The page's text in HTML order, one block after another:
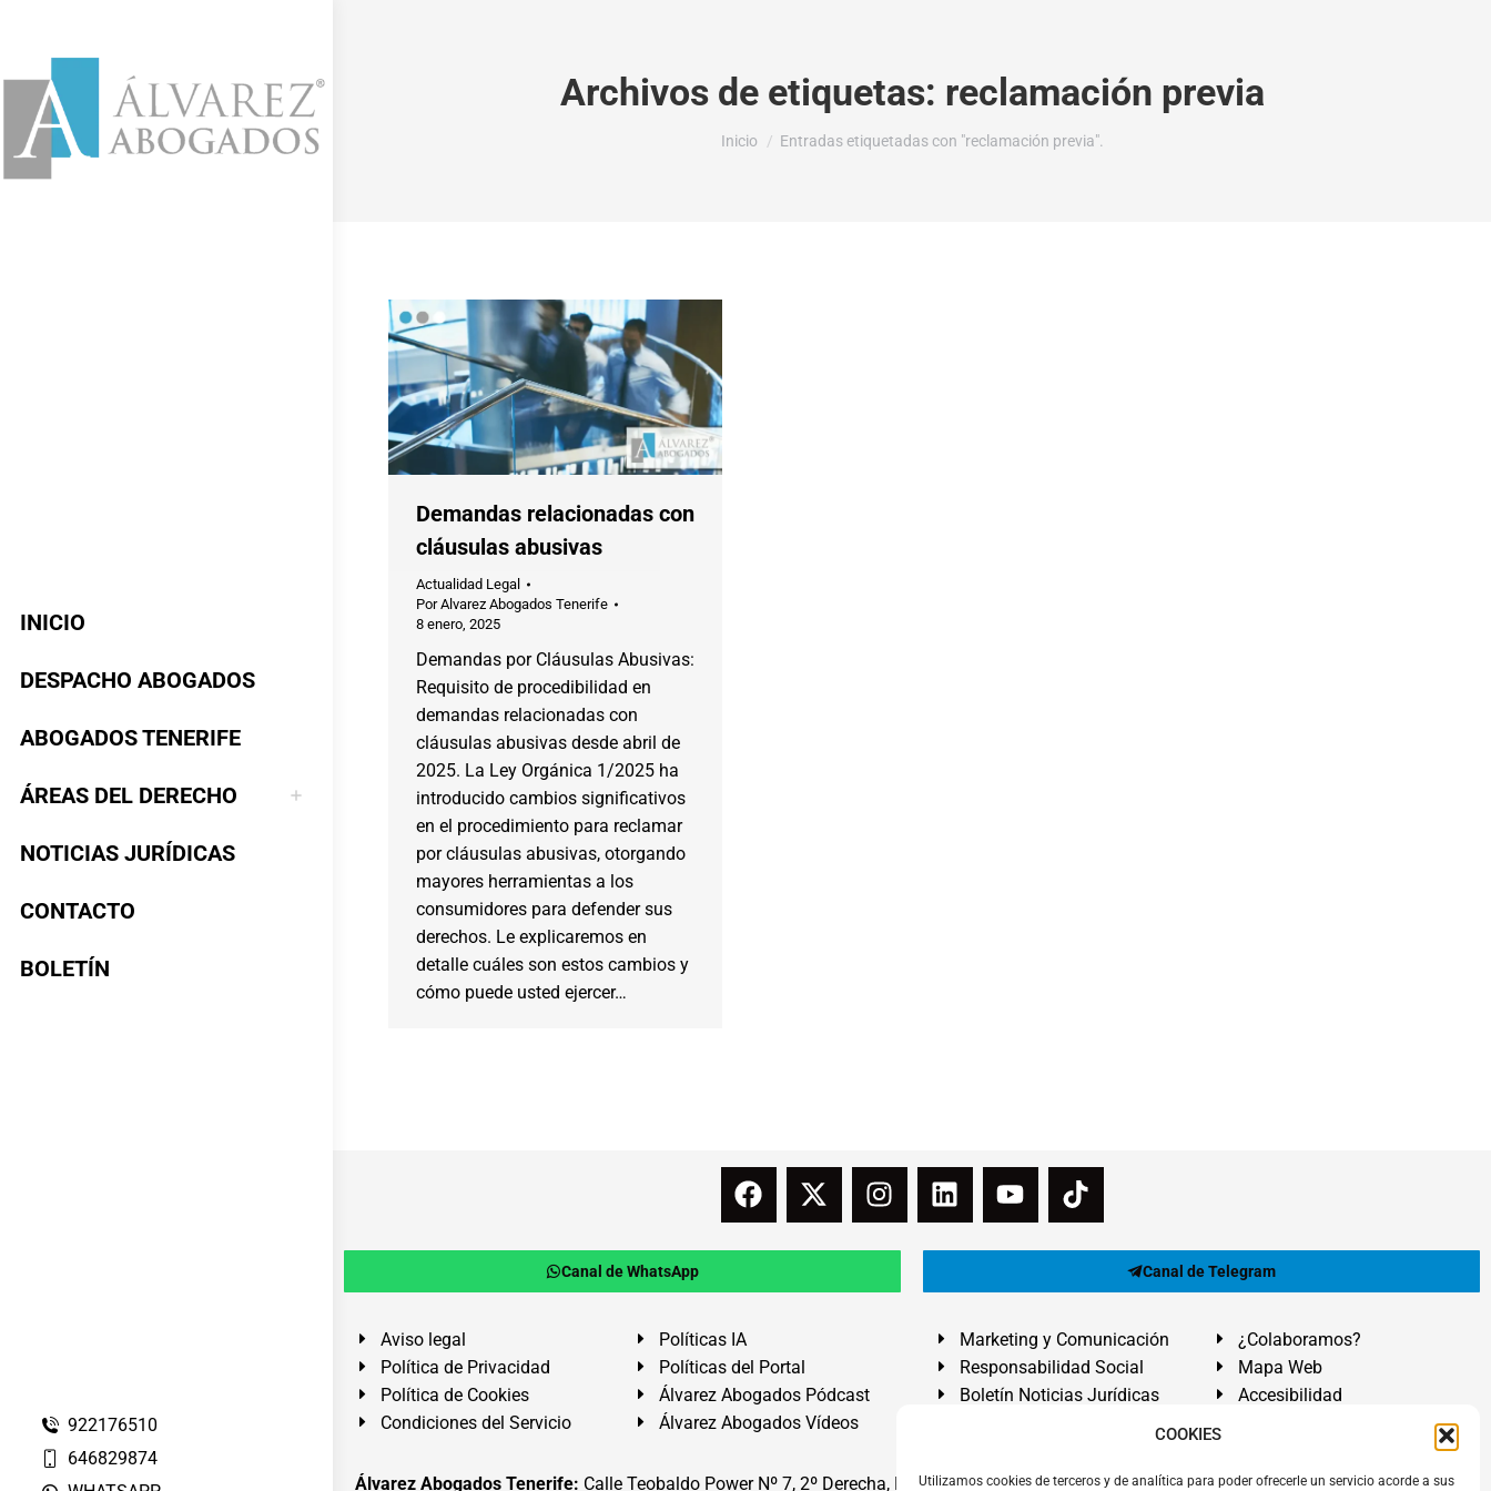
COOKIES
Utilizamos cookies de terceros y de analítica para poder ofrecerle un servicio acorde a sus
INICIO
DESPACHO ABOGADOS
ABOGADOS TENERIFE
ÁREAS DEL DERECHO
NOTICIAS JURÍDICAS
CONTACTO
BOLETÍN
922176510
646829874
Archivos de etiquetas: reclamación previa
Estás aquí:
Inicio Entradas etiquetadas con "reclamación previa".
Demandas relacionadas con
cláusulas abusivas
Actualidad Legal
PorAlvarez Abogados Tenerife
8 enero, 2025
Demandas por Cláusulas Abusivas:
Requisito de procedibilidad en
demandas relacionadas con
cláusulas abusivas desde abril de
2025. La Ley Orgánica 1/2025 ha
introducido cambios significativos
en el procedimiento para reclamar
por cláusulas abusivas, otorgando
mayores herramientas a los
consumidores para defender sus
derechos. Le explicaremos en
detalle cuáles son estos cambios y
cómo puede usted ejercer…
Canal de WhatsApp Canal de Telegram
Aviso legal
Política de Privacidad
Política de Cookies
Condiciones del Servicio
Políticas IA
Políticas del Portal
Álvarez Abogados Pódcast
Álvarez Abogados Vídeos
Marketing y Comunicación
Responsabilidad Social
Boletín Noticias Jurídicas
¿Colaboramos?
Mapa Web
Accesibilidad
Álvarez Abogados Tenerife: Calle Teobaldo Power Nº 7, 2º Derecha, El Médano, Granadilla de Abona, Santa Cruz de Tenerife. Islas Canarias.